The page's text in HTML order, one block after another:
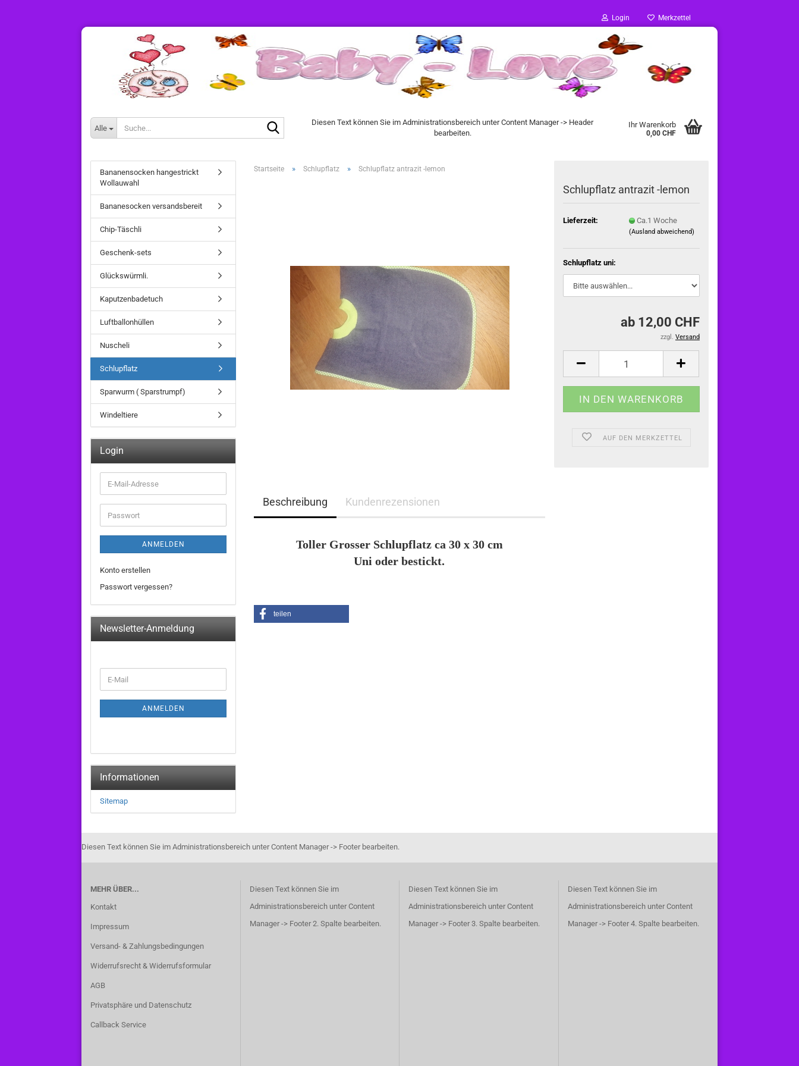
Login Merkzettel
Alle
Diesen Text können Sie im Administrationsbereich unter Content Manager -> Header
bearbeiten.
Ihr Warenkorb
0,00 CHF
Startseite » Schlupflatz » Schlupflatz antrazit -lemon
Schlupflatz antrazit -lemon
Lieferzeit: Ca.1 Woche
(Ausland abweichend)
Schlupflatz uni:
ab 12,00 CHF
zzgl. Versand
AUF DEN MERKZETTEL
Beschreibung Kundenrezensionen
Toller Grosser Schlupflatz ca 30 x 30 cm
Uni oder bestickt.
teilen
Bananensocken hangestrickt
Wollauwahl
Bananesocken versandsbereit
Chip-Täschli
Geschenk-sets
Glückswürmli.
Kaputzenbadetuch
Luftballonhüllen
Nuscheli
Schlupflatz
Sparwurm ( Sparstrumpf)
Windeltiere
Login
E-
Mail-
Adresse
Passwort
ANMELDEN
Konto erstellen
Passwort vergessen?
Newsletter-Anmeldung
ZUR
ANMELDUNG
E-
Mail
ANMELDEN
Informationen
Sitemap
Diesen Text können Sie im Administrationsbereich unter Content Manager -> Footer bearbeiten.
MEHR ÜBER...
Kontakt
Impressum
Versand- & Zahlungsbedingungen
Widerrufsrecht & Widerrufsformular
AGB
Privatsphäre und Datenschutz
Callback Service
Diesen Text können Sie im
Administrationsbereich unter Content
Manager -> Footer 2. Spalte bearbeiten.
Diesen Text können Sie im
Administrationsbereich unter Content
Manager -> Footer 3. Spalte bearbeiten.
Diesen Text können Sie im
Administrationsbereich unter Content
Manager -> Footer 4. Spalte bearbeiten.